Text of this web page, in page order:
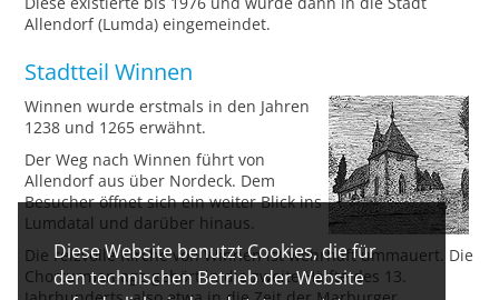
Diese Website benutzt Cookies, die für
den technischen Betrieb der Website
Allendorf (Lumda) eingemeindet.
Stadtteil Winnen
Winnen wurde erstmals in den Jahren
1238 und 1265 erwähnt.
Der Weg nach Winnen führt von
Allendorf aus über Nordeck. Dem
Besucher öffnet sich ein weiter Blick ins
Lumdatal und darüber hinaus.
Die reizvolle Kirche von Winnen ist wehrhaft ummauert. Die
Chorturmanlage gehört in die zweite Hälfte des 13.